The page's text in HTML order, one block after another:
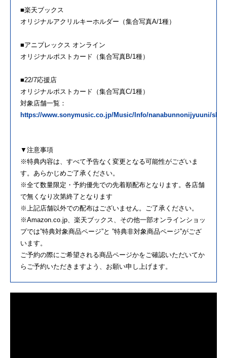
■楽天ブックス
オリジナルアクリルキーホルダー（集合写真A/1種）
■アニプレックス オンライン
オリジナルポストカード（集合写真B/1種）
■22/7応援店
オリジナルポストカード（集合写真C/1種）
対象店舗一覧：
https://www.sonymusic.co.jp/Music/Info/nanabunnonijyuuni/
▼注意事項
※特典内容は、すべて予告なく変更となる可能性がございま
す。あらかじめご了承ください。
※全て数量限定・予約優先での先着順配布となります。各店舗
で無くなり次第終了となります
※上記店舗以外での配布はございません。ご了承ください。
※Amazon.co.jp、楽天ブックス、その他一部オンラインショッ
プでは”特典対象商品ページ”と ”特典非対象商品ページ”がござ
います。
ご予約の際にご希望される商品ページかをご確認いただいてか
らご予約いただきますよう、お願い申し上げます。